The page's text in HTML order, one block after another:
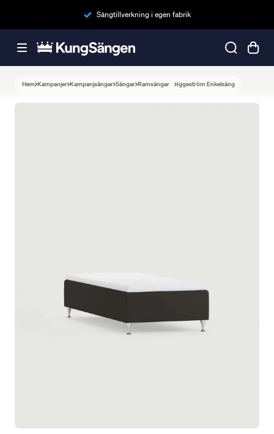
Sängtillverkning i egen fabrik
Hem Kampanjer Kampanjsängar Sängar Ramsängar Iggeström Enkelsäng